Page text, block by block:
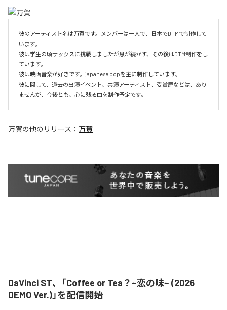
彼のアーティスト名は万賀です。メンバーは一人で、日本でDTMで制作して
います。
彼は学生の頃サックスに挑戦しましたが息が続かず、その後はDTM制作をし
ています。
彼は映画音楽が好きです。japanese popを主に制作しています。
彼に関して、過去の出演イベント、共演アーティスト、受賞歴などは、あり
ませんが、今後とも、心に残る曲を制作予定です。
万賀の他のリリース： 万賀
DaVinci ST、「Coffee or Tea？~恋の味~ (2026
DEMO Ver.)」を配信開始